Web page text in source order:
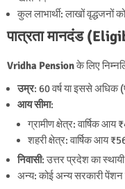
कुल लाभार्थी: लाखों वृद्धजनों
पात्रता मानदंड
Vridha Pensionके लिए
उम्र: 60 वर्ष या इससे अधिक
आय सीमा:
ग्रामीण क्षेत्र: वार्षिक
शहरी क्षेत्र: वार्षिक आय
निवासी: उत्तर प्रदेश का स्थायी
अन्य: कोई अन्य सरकारी पेंशन